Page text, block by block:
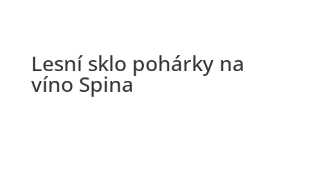
Lesní sklo pohárky na
víno Spina